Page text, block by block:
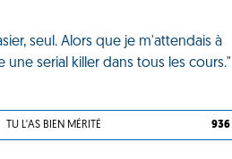
seul. Alors que je m'attendais à
serial killer dans tous les cours."
TU L'AS BIEN MÉRITÉ 936